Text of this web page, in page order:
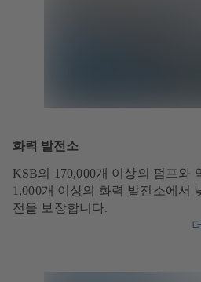
화력 발전소
KSB의 170,000개 이상의 펌프와
1,000개 이상의 화력 발전소에서
전을 보장합니다.
더